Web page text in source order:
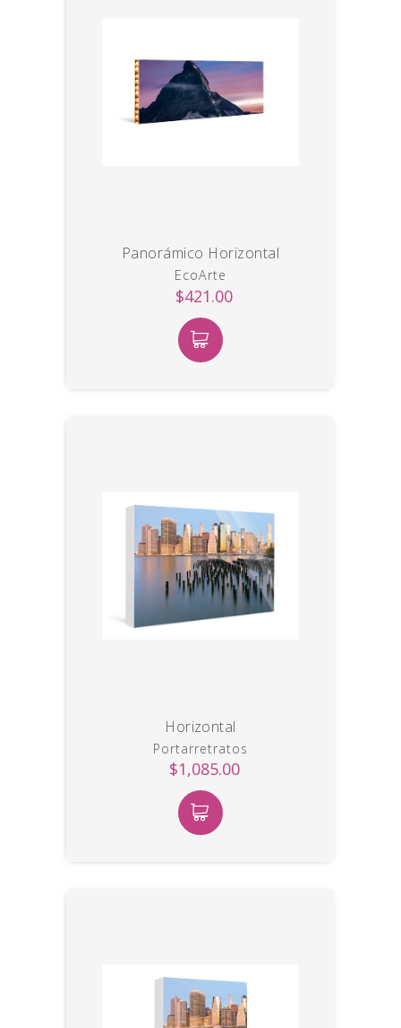
Panorámico Horizontal
EcoArte
$421.00
Horizontal
Portarretratos
$1,085.00